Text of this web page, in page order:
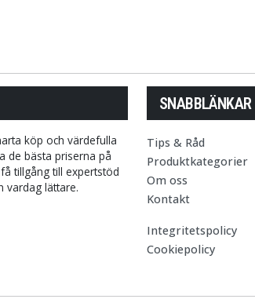
köp och värdefulla
de bästa priserna på
tillgång till expertstöd
vardag lättare.
SNABBLÄNKAR
Tips & Råd
Produktkategorier
Om oss
Kontakt
Integritetspolicy
Cookiepolicy